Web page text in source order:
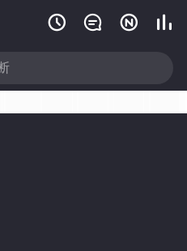
   